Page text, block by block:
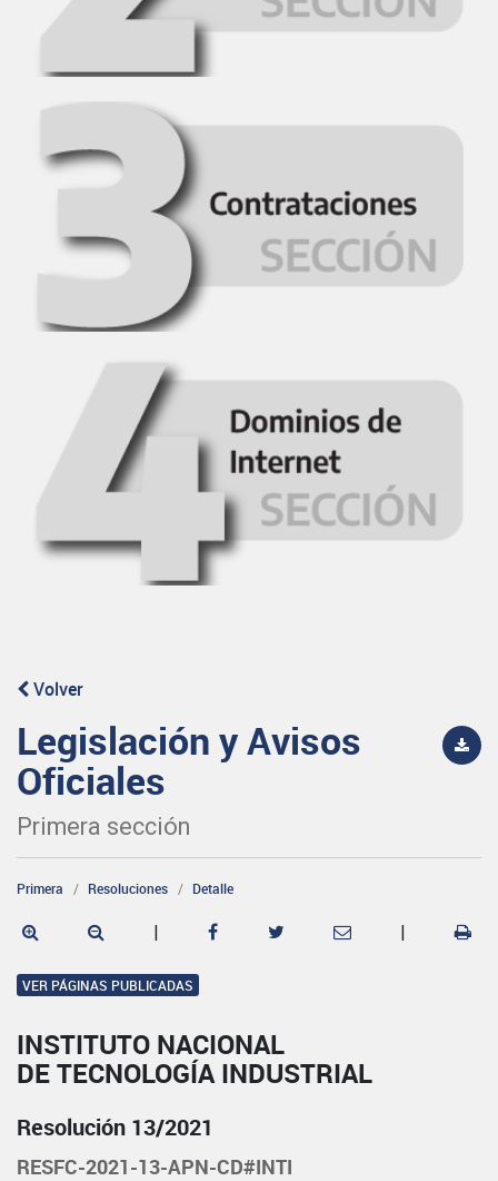
Volver
Legislación y Avisos
Oficiales
Primera sección
Primera Resoluciones Detalle
| |
VER PÁGINAS PUBLICADAS
INSTITUTO NACIONAL
DE TECNOLOGÍA INDUSTRIAL
Resolución 13/2021
RESFC-2021-13-APN-CD#INTI